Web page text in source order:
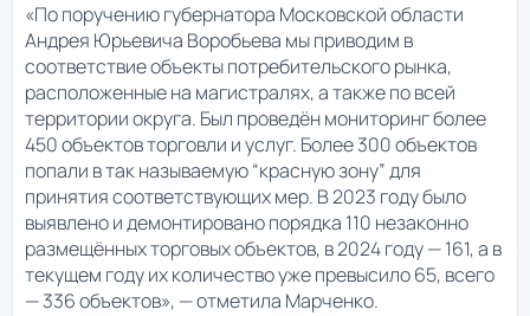
«По поручению губернатора Московской области
Андрея Юрьевича Воробьева мы приводим в
соответствие объекты потребительского рынка,
расположенные на магистралях, а также по всей
территории округа. Был проведён мониторинг более
450 объектов торговли и услуг. Более 300 объектов
попали в так называемую “красную зону” для
принятия соответствующих мер. В 2023 году было
выявлено и демонтировано порядка 110 незаконно
размещённых торговых объектов, в 2024 году — 161, а в
текущем году их количество уже превысило 65, всего
— 336 объектов», — отметила Марченко.